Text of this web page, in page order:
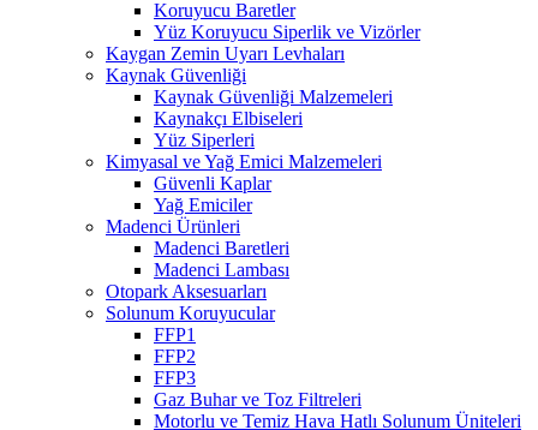
Koruyucu Baretler
Yüz Koruyucu Siperlik ve Vizörler
Kaygan Zemin Uyarı Levhaları
Kaynak Güvenliği
Kaynak Güvenliği Malzemeleri
Kaynakçı Elbiseleri
Yüz Siperleri
Kimyasal ve Yağ Emici Malzemeleri
Güvenli Kaplar
Yağ Emiciler
Madenci Ürünleri
Madenci Baretleri
Madenci Lambası
Otopark Aksesuarları
Solunum Koruyucular
FFP1
FFP2
FFP3
Gaz Buhar ve Toz Filtreleri
Motorlu ve Temiz Hava Hatlı Solunum Üniteleri